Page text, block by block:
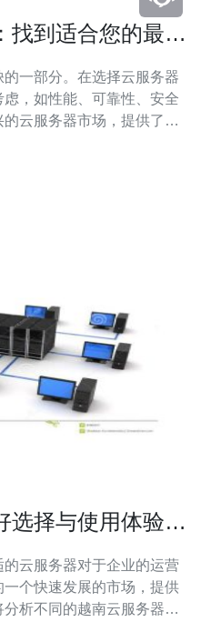
找到适合您的最佳
一部分。在选择云服务器
，如性能、可靠性、安全
云服务器市场，提供了许
服务器提供
选择与使用体验分
云服务器对于企业的运营
个快速发展的市场，提供
析不同的越南云服务器服